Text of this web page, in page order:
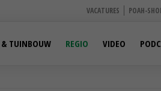
VACATURES POAH-
TUINBOUW REGIO VIDEO